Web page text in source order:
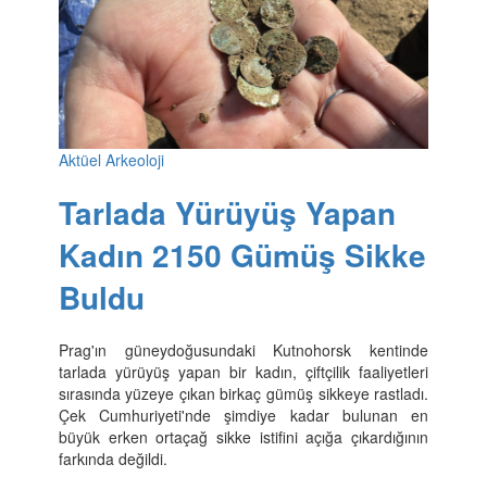
Aktüel Arkeoloji
Tarlada Yürüyüş Yapan
Kadın 2150 Gümüş Sikke
Buldu
Prag'ın güneydoğusundaki Kutnohorsk kentinde
tarlada yürüyüş yapan bir kadın, çiftçilik faaliyetleri
sırasında yüzeye çıkan birkaç gümüş sikkeye rastladı.
Çek Cumhuriyeti'nde şimdiye kadar bulunan en
büyük erken ortaçağ sikke istifini açığa çıkardığının
farkında değildi.